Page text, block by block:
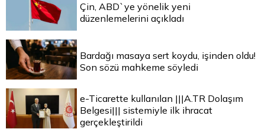
Çin, ABD`ye yönelik yeni
düzenlemelerini açıkladı
Bardağı masaya sert koydu, işinden oldu!
Son sözü mahkeme söyledi
e-Ticarette kullanılan |||A.TR Dolaşım
Belgesi||| sistemiyle ilk ihracat
gerçekleştirildi